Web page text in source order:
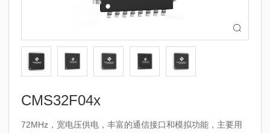
CMS32F04x
72MHz，宽电压供电，丰富的通信接口和模拟功能，主要用
